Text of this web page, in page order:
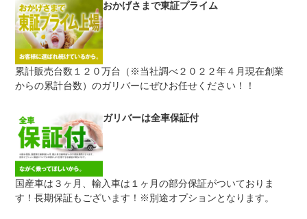
修理回数 無制限
上限金額
車両本体価格
●期間内の修理回数に制限はありませんが、累積上限金額
は車両価格の５０％が上限です●対象部品の詳細は、別途
規約に定めるとおりとなります。
免責金
料プランを選択された方は、２年目以降の修理１回に対し
て、１．５万円の免責金を申し受けます。●詳しくはスタ
ッフまでお問い合わせください。
保証修理
受付先
●当店までご連絡ください。ご遠方の方は当店で受付後、
お近くのガリバー店舗または修理工場のご案内をいたしま
すので、お気軽にお申し付けください。
整備付 法定12ヶ月または法定24ヶ月点検整備付
おかげさまで東証プライム
累計販売台数１２０万台（※当社調べ２０２２年４月現在創業
からの累計台数）のガリバーにぜひお任せください！！
ガリバーは全車保証付
国産車は３ヶ月、輸入車は１ヶ月の部分保証がついておりま
す！長期保証もございます！※別途オプションとなります。